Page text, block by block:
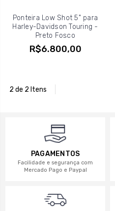
Ponteira Low Shot 5" para
Harley-Davidson Touring -
Preto Fosco
R$6.800,00
2 de 2 Itens
PAGAMENTOS
Facilidade e segurança com
Mercado Pago e Paypal